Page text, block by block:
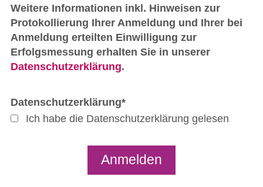
Weitere Informationen inkl. Hinweisen zur
Protokollierung Ihrer Anmeldung und Ihrer bei
Anmeldung erteilten Einwilligung zur
Erfolgsmessung erhalten Sie in unserer
Datenschutzerklärung.
Datenschutzerklärung*
Ich habe die Datenschutzerklärung gelesen
Anmelden